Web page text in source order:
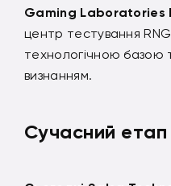
Gaming Laboratories
центр тестування
технологічною базою
визнанням.
Сучасний етап